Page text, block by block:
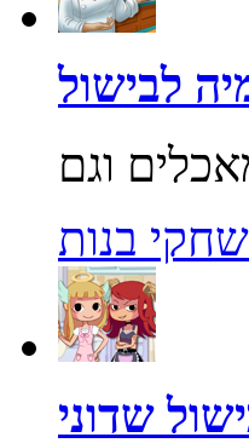
לבישול
בנות
שדוני